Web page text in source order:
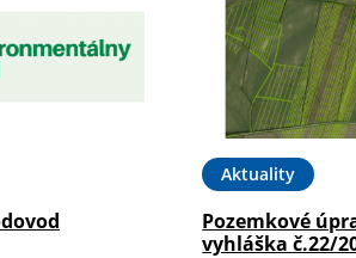
Aktuality
Pozemkové
vyhláška č.22/